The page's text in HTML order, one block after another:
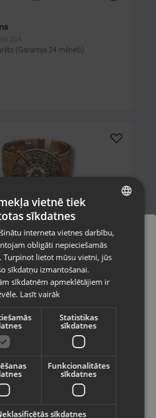
36A
(Garantija 24 mēneši)
30
(Garantija 24 mēneši)
tiks piegādāti uz
valsti
būs attēlots izvēlētajā
/ Latvian
RUSSIAN
vietnē tiek
sīkdatnes
interneta vietnes darbību,
obligāti nepieciešamās
Turpinot lietot mūsu vietni, jūs
sīkdatņu izmantošanai.
sīkdatnēm apmeklētājiem ir
Lasīt vairāk
Statistikas
sīkdatnes
Funkcionalitātes
sīkdatnes
sīkdatnes